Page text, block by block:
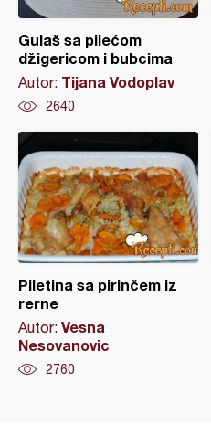
Gulaš sa pilećom
džigericom i bubcima
Autor: Tijana Vodoplav
2640
Piletina sa pirinčem iz
rerne
Autor: Vesna
Nesovanovic
2760